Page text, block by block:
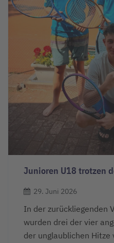
Junioren U18 trotzen
29. Juni 2026
In der zurückliegenden
wurden drei der vier
der unglaublichen Hitze